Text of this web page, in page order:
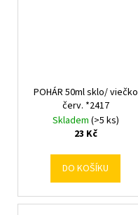
POHÁR 50ml sklo/ viečko
červ. *2417
Skladem (>5 ks)
23 Kč
DO KOŠÍKU